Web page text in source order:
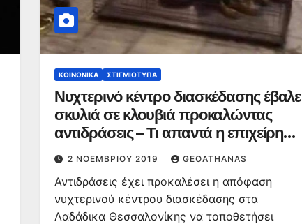
ΚΟΙΝΩΝΙΚΆ ΣΤΙΓΜΙΌΤΥΠΑ
Νυχτερινό κέντρο διασκέδασης έβαλε
σκυλιά σε κλουβιά προκαλώντας
αντιδράσεις – Τι απαντά η επιχείρηση
– ΦΩΤΟ
2 ΝΟΕΜΒΡΊΟΥ 2019 GEOATHANAS
Αντιδράσεις έχει προκαλέσει η απόφαση
νυχτερινού κέντρου διασκέδασης στα
Λαδάδικα Θεσσαλονίκης να τοποθετήσει